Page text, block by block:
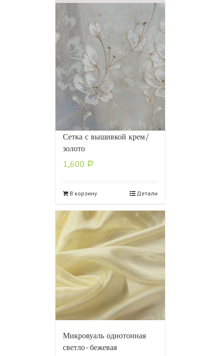
Сетка с вышивкой крем/
золото
1,600 Р
В корзину Детали
Микровуаль однотонная
светло-бежевая